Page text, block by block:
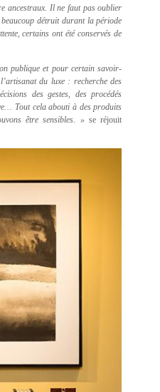
ancestraux. Il ne faut pas oublier
détruit durant la période
certains ont été conservés de
publique et pour certain savoir-
du luxe : recherche des
des gestes, des procédés
Tout cela abouti à des produits
être sensibles. » se réjouit